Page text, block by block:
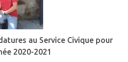
au Service Civique pour
2020-2021